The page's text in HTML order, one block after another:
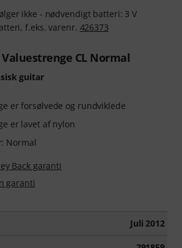
ikke - nødvendigt batteri: 3 V
f.eks. varenr. 426373
CL Normal
guitar
er forsølvede og rundviklede
er lavet af nylon
Normal
Back garanti
garanti
Juli 2012